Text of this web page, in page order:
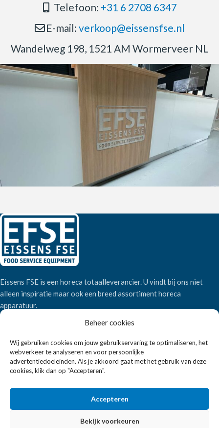
Beheer cookies
Wij gebruiken cookies om jouw gebruikservaring te optimaliseren, het
webverkeer te analyseren en voor persoonlijke
advertentiedoeleinden. Als je akkoord gaat met het gebruik van deze
cookies, klik dan op "Accepteren".
Accepteren
Bekijk voorkeuren
Telefoon: +31 6 2708 6347
E-mail: verkoop@eissensfse.nl
Wandelweg 198, 1521 AM Wormerveer NL
Eissens FSE is een horeca totaalleverancier. U vindt bij ons niet
alleen inspiratie maar ook een breed assortiment horeca
apparatuur.
Telefoon:
+31 6 2708 6347
E-mail:verkoop@eissensfse.nl
Over ons